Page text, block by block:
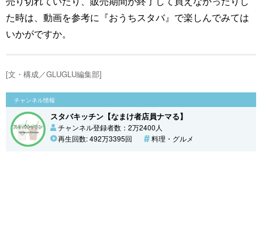
た時は、動画を参考に『おうちスタバ』で楽しんでみては
いかがですか。
[文・構成／GLUGLU編集部]
チャンネル情報
スタバキッチン【なまけ者店員ナマる】
チャンネル登録者数：2万2400人
再生回数: 492万3395回
料理・グルメ